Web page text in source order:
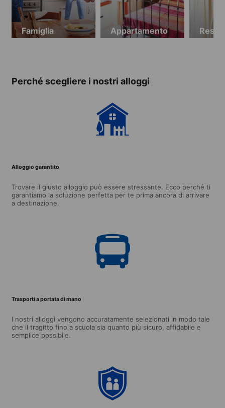
Famiglia
ospitante
Appartamento
condiviso
Perché scegliere i nostri alloggi
Alloggio garantito
Trovare il giusto alloggio può essere stressante. Ecco perché ti
garantiamo la soluzione perfetta per te prima ancora di arrivare
a destinazione.
Trasporti a portata di mano
I nostri alloggi vengono accuratamente selezionati in modo tale
che il tragitto fino a scuola sia quanto più sicuro, affidabile e
semplice possibile.